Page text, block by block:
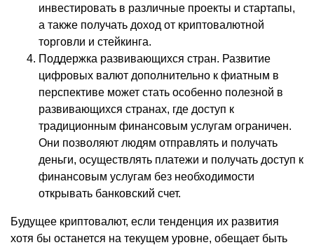
инвестировать в различные проекты и стартапы,
а также получать доход от криптовалютной
торговли и стейкинга.
Поддержка развивающихся стран. Развитие
цифровых валют дополнительно к фиатным в
перспективе может стать особенно полезной в
развивающихся странах, где доступ к
традиционным финансовым услугам ограничен.
Они позволяют людям отправлять и получать
деньги, осуществлять платежи и получать доступ к
финансовым услугам без необходимости
открывать банковский счет.
Будущее криптовалют, если тенденция их развития
хотя бы останется на текущем уровне, обещает быть